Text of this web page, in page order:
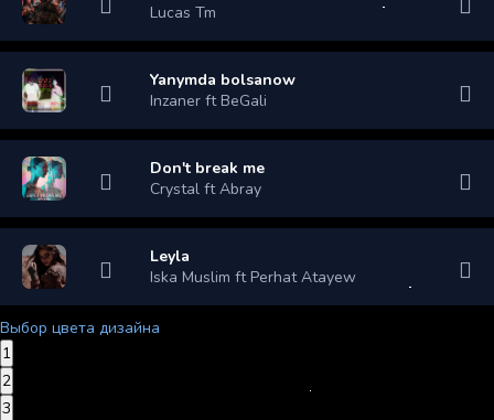
Lucas Tm
Yanymda bolsanow
Inzaner ft BeGali
Don't break me
Crystal ft Abray
Leyla
Iska Muslim ft Perhat Atayew
Выбор цвета дизайна
1
2
3